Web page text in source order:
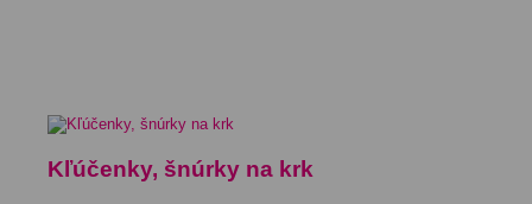
Kľúčenky, šnúrky na krk